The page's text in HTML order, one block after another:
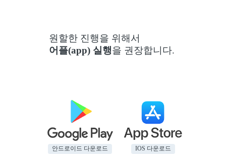
원할한 진행을 위해서
어플(app) 실행을 권장합니다.
안드로이드 다운로드 IOS 다운로드